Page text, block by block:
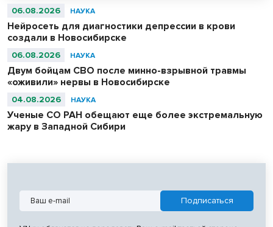
06.08.2026 НАУКА
Нейросеть для диагностики депрессии в крови
создали в Новосибирске
06.08.2026 НАУКА
Двум бойцам СВО после минно-взрывной травмы
«оживили» нервы в Новосибирске
04.08.2026 НАУКА
Ученые СО РАН обещают еще более экстремальную
жару в Западной Сибири